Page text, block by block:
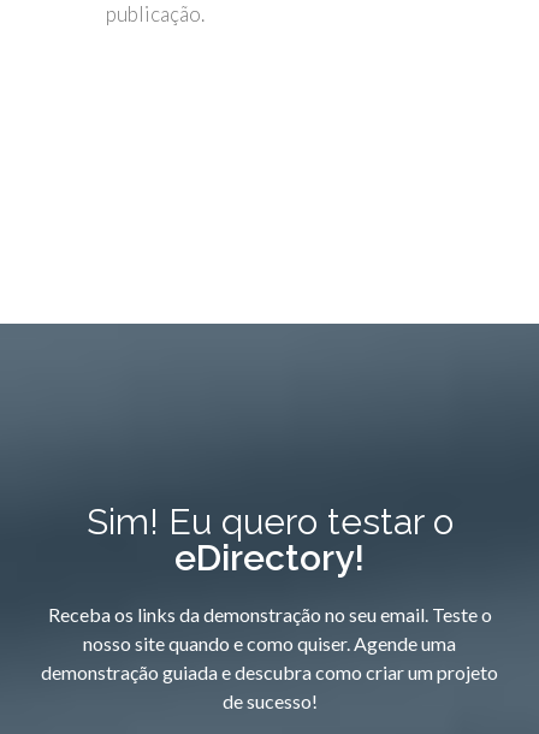
publicação.
Sim! Eu quero testar o
eDirectory!
Receba os links da demonstração no seu email. Teste o
nosso site quando e como quiser. Agende uma
demonstração guiada e descubra como criar um projeto
de sucesso!